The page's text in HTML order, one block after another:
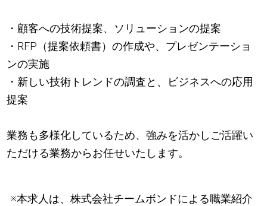
・顧客への技術提案、ソリューションの提案
・RFP（提案依頼書）の作成や、プレゼンテーショ
ンの実施
・新しい技術トレンドの調査と、ビジネスへの応用
提案
業務も多様化しているため、強みを活かしご活躍い
ただける業務からお任せいたします。
※本求人は、株式会社チームボンドによる職業紹介